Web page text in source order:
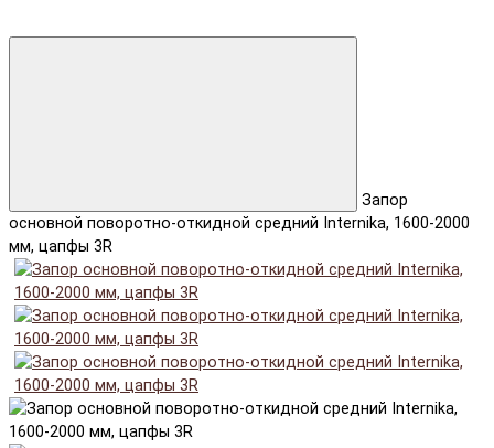
Запор
основной поворотно-откидной средний Internika, 1600-2000
мм, цапфы 3R